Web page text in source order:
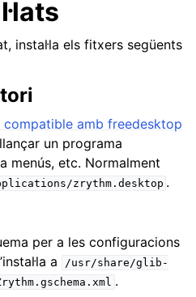
i fitxers
instal·la els fitxers següents
amb freedesktop
un programa
menús, etc. Normalment
zrythm.desktop .
per a les configuracions
a
/usr/share/glib-
.